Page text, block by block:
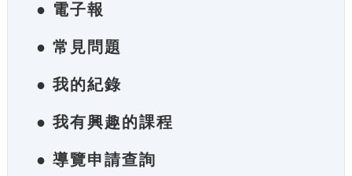
● 電子報
● 常見問題
● 我的紀錄
● 我有興趣的課程
● 導覽申請查詢